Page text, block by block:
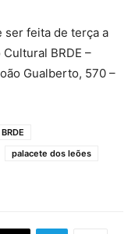
ser feita de terça a
BRDE –
Gualberto, 570 –
palacete dos leões